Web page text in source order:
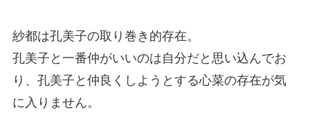
紗都は孔美子の取り巻き的存在。
孔美子と一番仲がいいのは自分だと思い込んでお
り、孔美子と仲良くしようとする心菜の存在が気
に入りません。